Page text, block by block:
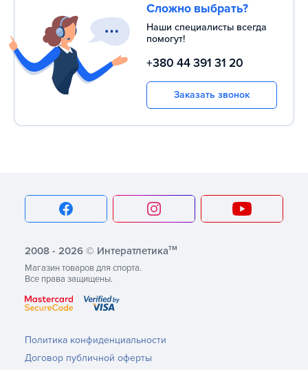
Сложно выбрать?
Наши специалисты всегда
помогут!
+380 44 391 31 20
Заказать звонок
2008 - 2026 © Интератлетикатм
Магазин товаров для спорта.
Все права защищены.
Политика конфиденциальности
Договор публичной оферты